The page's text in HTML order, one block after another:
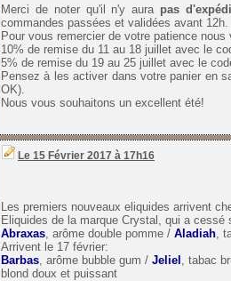
Merci de noter qu'il n'y aura pas
commandes passées et validées avant
Pour vous remercier de votre patience
10% de remise du 11 au 18 juillet avec le
5% de remise du 19 au 25 juillet avec le
Pensez à les activer dans votre panier en
OK).
Nous vous souhaitons un excellent été!
Le 15 Février 2017 à 17h16
Les premiers nouveaux eliquides arrivent
Eliquides de la marque Crystal, qui a cessé
Abraxas, arôme double pomme / Aladiah,
Arrivent le 17 février:
Barbas, arôme bubble gum / Jeliel , tabac
blond doux et puissant